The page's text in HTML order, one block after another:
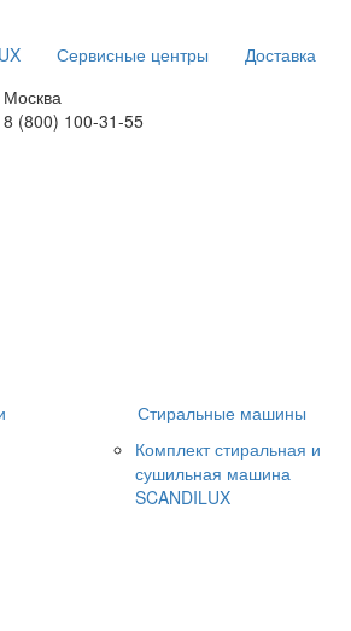
Сервисные центры Доставка
Москва
8 (800) 100-31-55
Стиральные машины
Комплект стиральная и
сушильная машина
SCANDILUX